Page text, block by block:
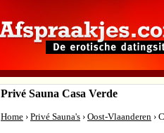
Privé Sauna Casa Verde
Home › Privé Sauna's › Oost-Vlaanderen ›